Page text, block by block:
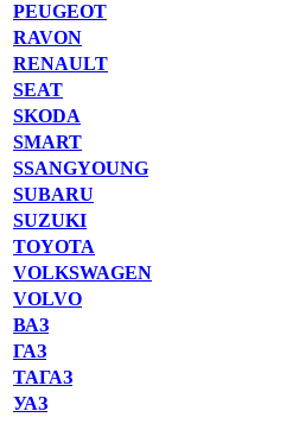
PEUGEOT
RAVON
RENAULT
SEAT
SKODA
SMART
SSANGYOUNG
SUBARU
SUZUKI
TOYOTA
VOLKSWAGEN
VOLVO
ВАЗ
ГАЗ
ТАГАЗ
УАЗ